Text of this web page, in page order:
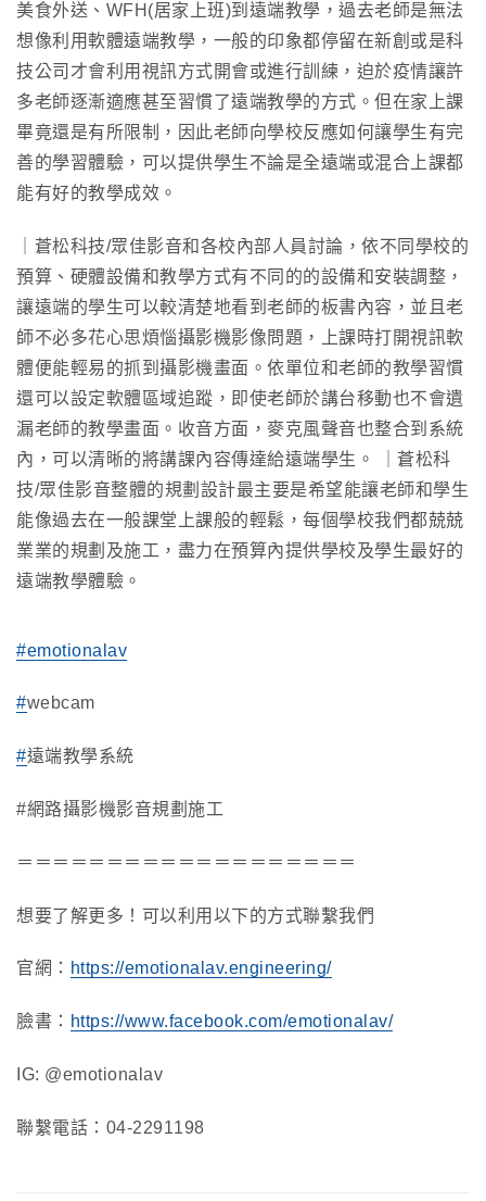
美食外送、WFH(居家上班)到遠端教學，過去老師是無法
想像利用軟體遠端教學，一般的印象都停留在新創或是科
技公司才會利用視訊方式開會或進行訓練，迫於疫情讓許
多老師逐漸適應甚至習慣了遠端教學的方式。但在家上課
畢竟還是有所限制，因此老師向學校反應如何讓學生有完
善的學習體驗，可以提供學生不論是全遠端或混合上課都
能有好的教學成效。
｜蒼松科技/眾佳影音和各校內部人員討論，依不同學校的
預算、硬體設備和教學方式有不同的的設備和安裝調整，
讓遠端的學生可以較清楚地看到老師的板書內容，並且老
師不必多花心思煩惱攝影機影像問題，上課時打開視訊軟
體便能輕易的抓到攝影機畫面。依單位和老師的教學習慣
還可以設定軟體區域追蹤，即使老師於講台移動也不會遺
漏老師的教學畫面。收音方面，麥克風聲音也整合到系統
內，可以清晰的將講課內容傳達給遠端學生。 ｜蒼松科
技/眾佳影音整體的規劃設計最主要是希望能讓老師和學生
能像過去在一般課堂上課般的輕鬆，每個學校我們都兢兢
業業的規劃及施工，盡力在預算內提供學校及學生最好的
遠端教學體驗。
#emotionalav
#webcam
#遠端教學系統
#網路攝影機影音規劃施工
＝＝＝＝＝＝＝＝＝＝＝＝＝＝＝＝＝＝＝
想要了解更多！可以利用以下的方式聯繫我們
官網： https://emotionalav.engineering/
臉書： https://www.facebook.com/emotionalav/
IG: @emotionalav
聯繫電話：04-2291198